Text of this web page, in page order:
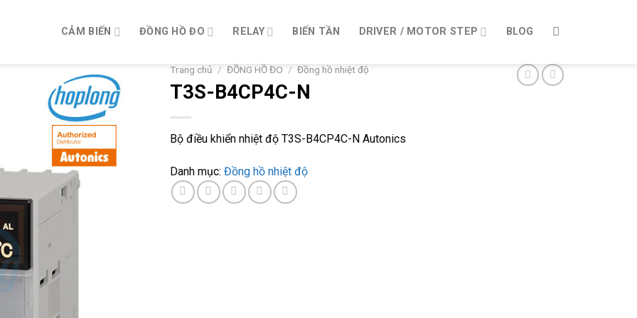
CẢM BIẾN ĐỒNG HỒ ĐO RELAY BIẾN TẦN DRIVER / MOTOR STEP BLOG
Trang chủ / ĐỒNG HỒ ĐO / Đồng hồ nhiệt độ
T3S-B4CP4C-N
Bộ điều khiển nhiệt độ T3S-B4CP4C-N Autonics
Danh mục: Đồng hồ nhiệt độ